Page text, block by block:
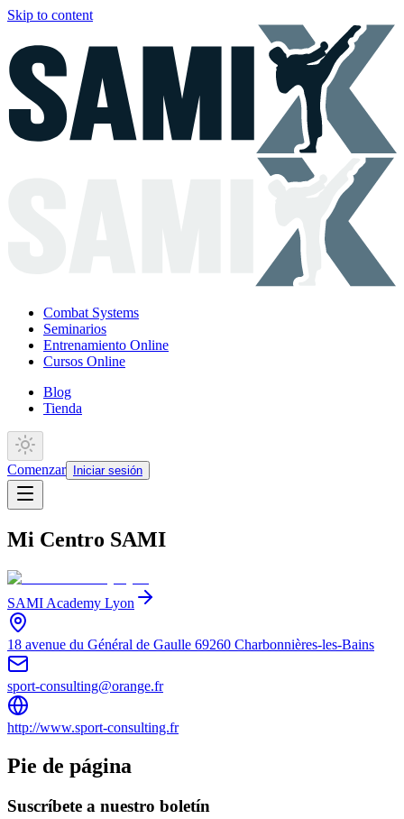
Skip to content
Combat Systems
Seminarios
Entrenamiento Online
Cursos Online
Blog
Tienda
Comenzar Iniciar sesión
Mi Centro SAMI
SAMI Academy Lyon
18 avenue du Général de Gaulle 69260 Charbonnières-les-Bains
sport-consulting@orange.fr
http://www.sport-consulting.fr
Pie de página
Suscríbete a nuestro boletín